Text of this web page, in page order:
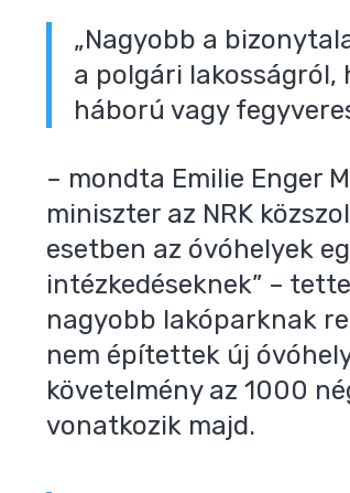
„Nagyobb a
a polgári
háború vagy
– mondta Emilie Enger
miniszter az NRK
esetben az óvóhelyek
intézkedéseknek” –
nagyobb lakóparknak
nem építettek új
követelmény az 1000
vonatkozik majd.